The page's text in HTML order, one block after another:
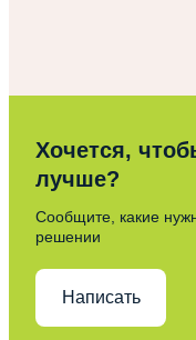
Хочется,
лучше?
Сообщите, какие
решении
Написать